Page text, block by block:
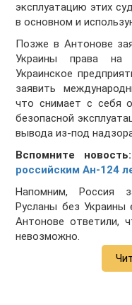
эксплуатацию этих
в основном и
Позже в Антонове
Украины права на
Украинское
заявить
что снимает с себя
безопасной
вывода из-под
Вспомните
российским Ан-124
Напомним, Россия
Русланы без
Антонове ответили,
невозможно.